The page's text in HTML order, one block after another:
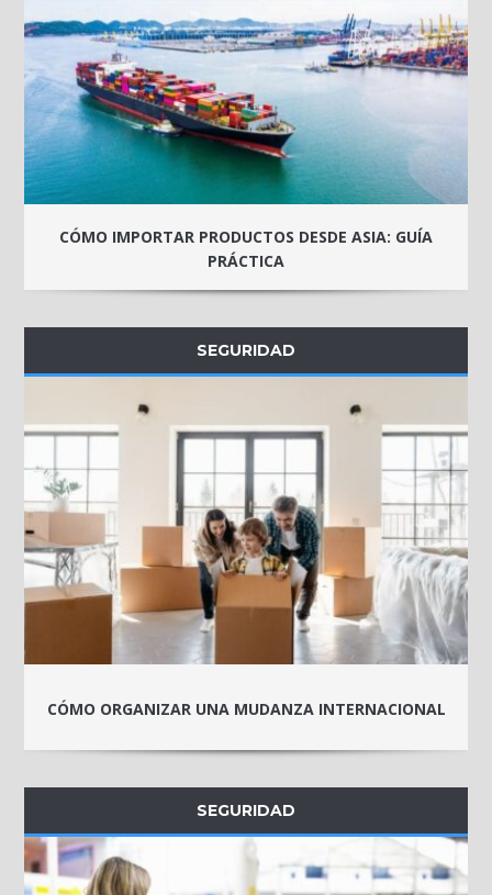
CÓMO IMPORTAR PRODUCTOS DESDE ASIA: GUÍA
PRÁCTICA
SEGURIDAD
CÓMO ORGANIZAR UNA MUDANZA INTERNACIONAL
SEGURIDAD